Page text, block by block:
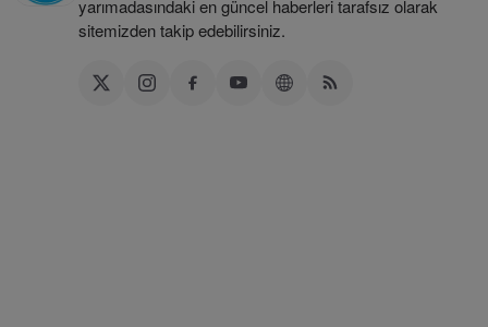
yarımadasındaki en güncel haberleri tarafsız olarak
sitemizden takip edebilirsiniz.